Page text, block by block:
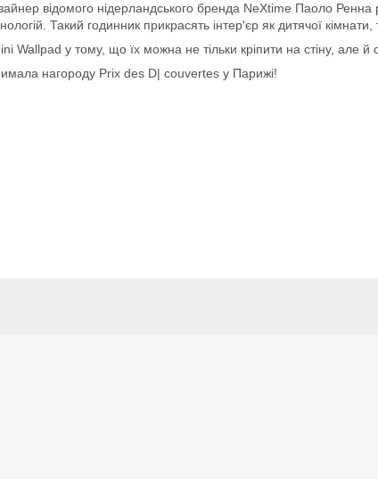
відомого нідерландського бренда NeXtime Паоло
Такий годинник прикрасять інтер'єр як дитячої кімнати,
Wallpad у тому, що їх можна не тільки кріпити на стіну, але й
нагороду Prix des D| couvertes у Парижі!